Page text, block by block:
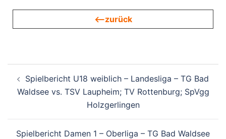
<—zurück
Spielbericht U18 weiblich – Landesliga – TG Bad
Waldsee vs. TSV Laupheim; TV Rottenburg; SpVgg
Holzgerlingen
Spielbericht Damen 1 – Oberliga – TG Bad Waldsee